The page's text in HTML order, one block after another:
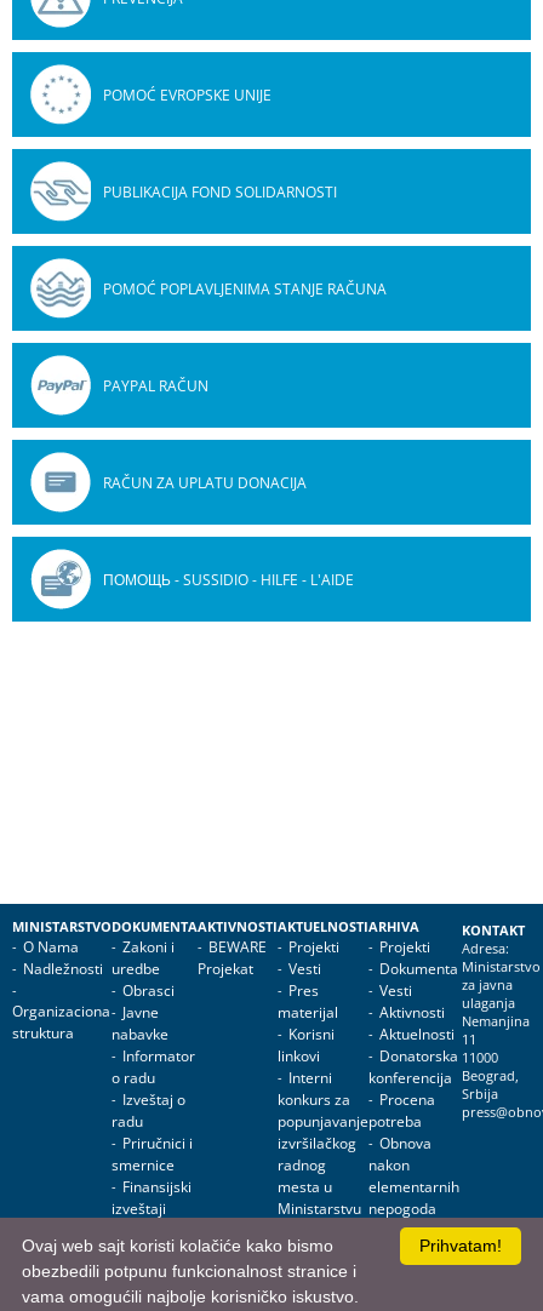
POMOĆ EVROPSKE UNIJE
PUBLIKACIJA FOND SOLIDARNOSTI
POMOĆ POPLAVLJENIMA STANJE RAČUNA
PAYPAL RAČUN
RAČUN ZA UPLATU DONACIJA
ПОМОЩЬ - SUSSIDIO - HILFE - L'AIDE
MINISTARSTVO
O Nama
Nadležnosti
Organizaciona
struktura
DOKUMENTA
Zakoni i
uredbe
Obrasci
Javne
nabavke
Informator
o radu
Izveštaj o
radu
Priručnici i
smernice
Finansijski
izveštaji
AKTIVNOSTI
BEWARE
Projekat
AKTUELNOSTI
Projekti
Vesti
Pres
materijal
Korisni
linkovi
Interni
konkurs za
popunjavanje
izvršilačkog
radnog
mesta u
Ministarstvu
ulaganja
ARHIVA
Projekti
Dokumenta
Vesti
Aktivnosti
Aktuelnosti
Donatorska
konferencija
Procena
potreba
Obnova
nakon
elementarnih
nepogoda
Obnova
objekata
KONTAKT
Adresa:
Ministarstvo
za javna
ulaganja
Nemanjina
11
11000
Beograd,
Srbija
Prihvatam!
Ovaj web sajt koristi kolačiće kako bismo
obezbedili potpunu funkcionalnost stranice i
vama omogućili najbolje korisničko iskustvo.